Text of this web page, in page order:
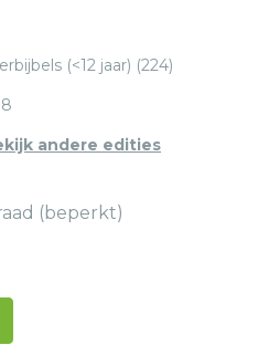
(<12 jaar) (224)
andere edities
(beperkt)